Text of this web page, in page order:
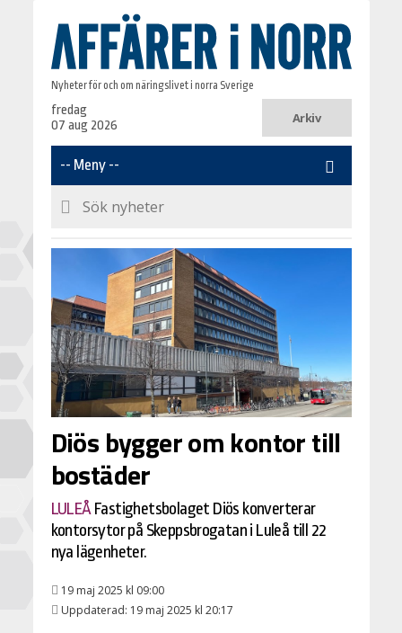
Nyheter för och om näringslivet i norra Sverige
fredag
07 aug 2026
Arkiv
Diös bygger om kontor till
bostäder
LULEÅ Fastighetsbolaget Diös konverterar
kontorsytor på Skeppsbrogatan i Luleå till 22
nya lägenheter.
19 maj 2025 kl 09:00
Uppdaterad: 19 maj 2025 kl 20:17